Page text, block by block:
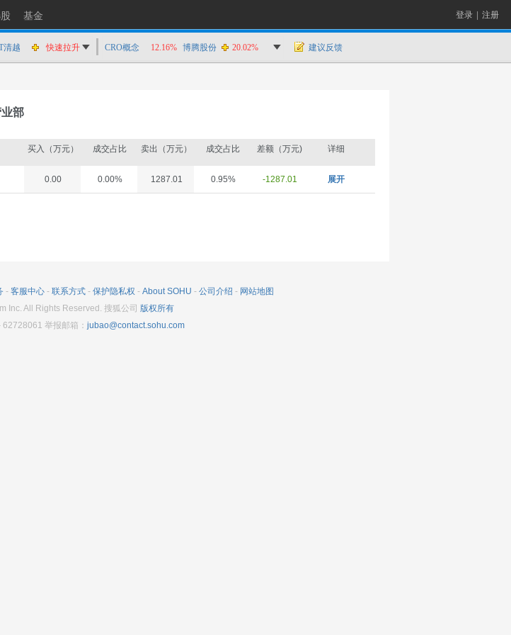
基金 登录 注册
清越
快速拉升
生科
跌停
CRO概念 12.16% 博腾股份 20.02% 建议反馈
部
买入（万元） 成交占比 卖出（万元） 成交占比 差额（万元) 详细
0.00 0.00% 1287.01 0.95% -1287.01 展开
- 客服中心 - 联系方式 - 保护隐私权 - About SOHU - 公司介绍 - 网站地图
Inc. All Rights Reserved. 搜狐公司 版权所有
举报邮箱： jubao@contact.sohu.com